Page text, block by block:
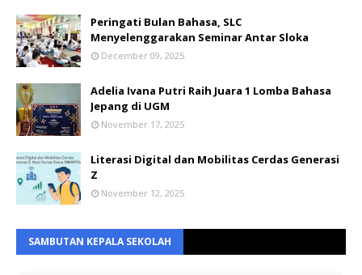
Peringati Bulan Bahasa, SLC
Menyelenggarakan Seminar Antar Sloka
December 09, 2025
Adelia Ivana Putri Raih Juara 1 Lomba Bahasa
Jepang di UGM
November 17, 2025
Literasi Digital dan Mobilitas Cerdas Generasi
Z
November 12, 2025
SAMBUTAN KEPALA SEKOLAH